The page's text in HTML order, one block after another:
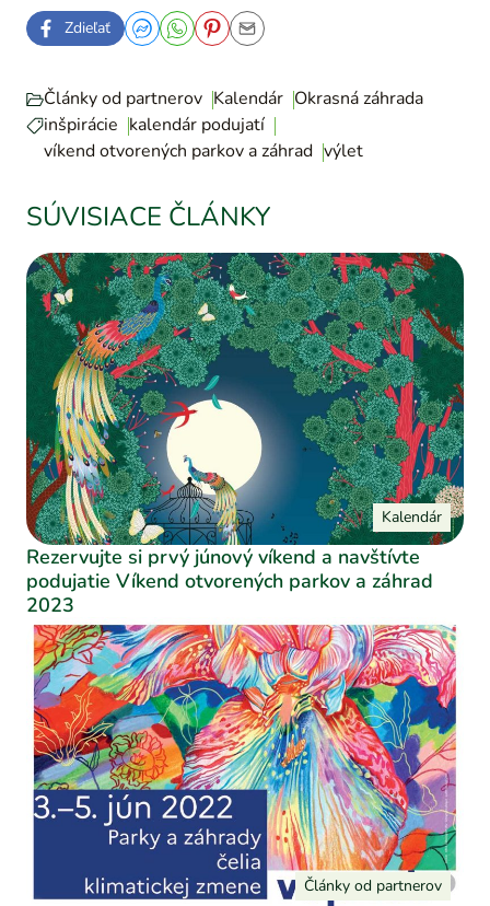
Zdieľať
Články od partnerov Kalendár Okrasná záhrada
inšpirácie kalendár podujatí
víkend otvorených parkov a záhrad výlet
SÚVISIACE ČLÁNKY
Kalendár
Rezervujte si prvý júnový víkend a navštívte
podujatie Víkend otvorených parkov a záhrad
2023
Články od partnerov